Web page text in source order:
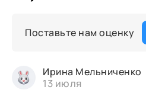
Поставьте нам оценку
Ирина Мельниченко
13 июля